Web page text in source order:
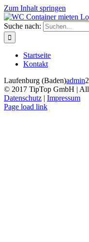
Zum Inhalt springen
Suche nach:
Startseite
Kontakt
Laufenburg (Baden)admin
© 2017 TipTop GmbH |
Datenschutz | Impressum
Page load link